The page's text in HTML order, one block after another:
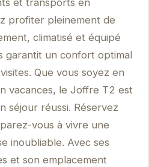
et transports en
profiter pleinement de
climatisé et équipé
garantit un confort optimal
Que vous soyez en
vacances, le Joffre T2 est
séjour réussi. Réservez
vous à vivre une
inoubliable. Avec ses
et son emplacement